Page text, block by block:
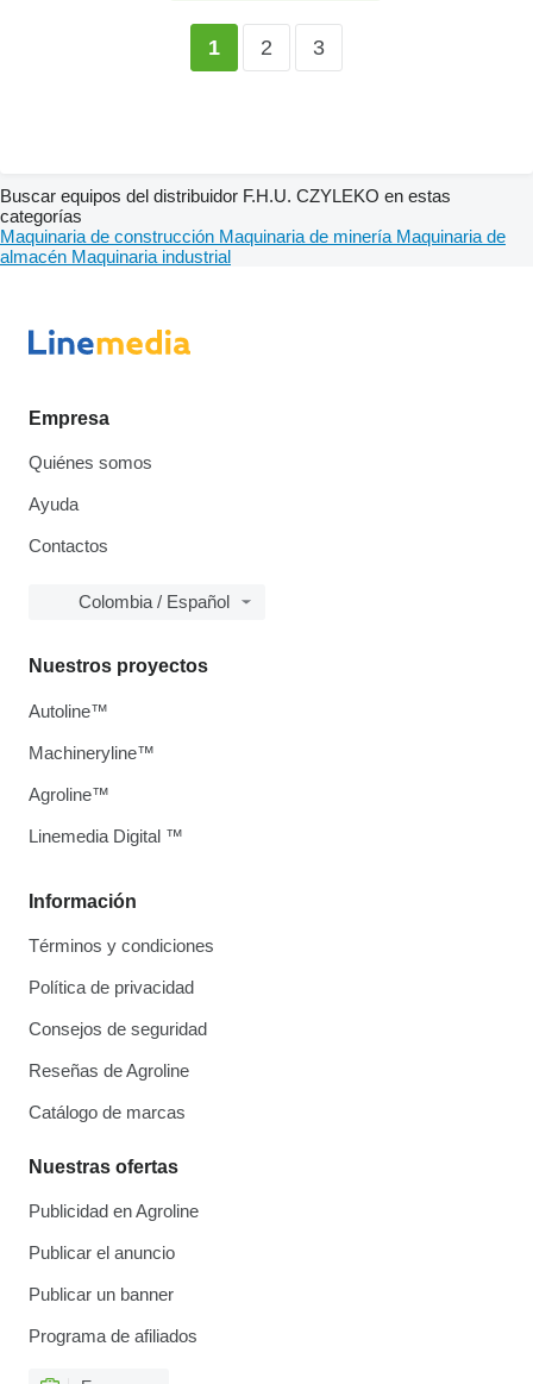
1 2 3
Buscar equipos del distribuidor F.H.U. CZYLEKO en estas
categorías
Maquinaria de construcción Maquinaria de minería Maquinaria de
almacén Maquinaria industrial
Empresa
Quiénes somos
Ayuda
Contactos
Colombia / Español
Información
Términos y condiciones
Política de privacidad
Consejos de seguridad
Reseñas de Agroline
Catálogo de marcas
Nuestras ofertas
Publicidad en Agroline
Publicar el anuncio
Publicar un banner
Programa de afiliados
Nuestros proyectos
Autoline™
Machineryline™
Agroline™
Linemedia Digital ™